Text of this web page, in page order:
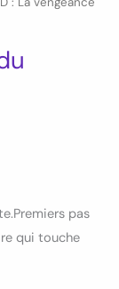
pas
qui touche